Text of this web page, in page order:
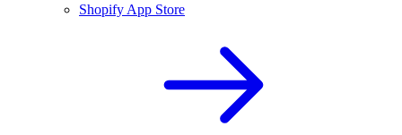
Shopify App Store